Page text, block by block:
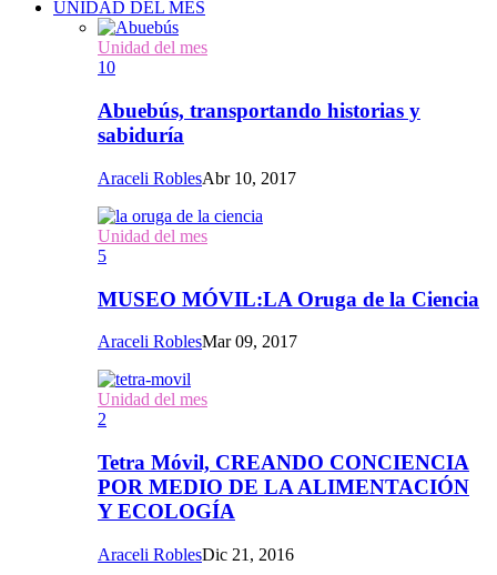
UNIDAD DEL MES
Unidad del mes
10
Abuebús, transportando historias y
sabiduría
Araceli RoblesAbr 10, 2017
Unidad del mes
5
MUSEO MÓVIL:LA Oruga de la Ciencia
Araceli RoblesMar 09, 2017
Unidad del mes
2
Tetra Móvil, CREANDO CONCIENCIA
POR MEDIO DE LA ALIMENTACIÓN
Y ECOLOGÍA
Araceli RoblesDic 21, 2016